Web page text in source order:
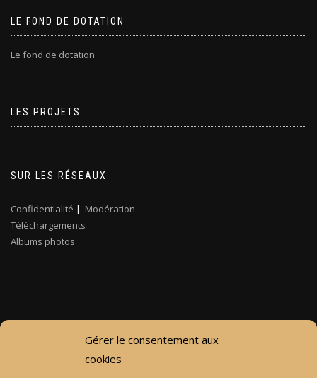
Gérer le consentement aux
cookies
LE FOND DE DOTATION
Le fond de dotation
LES PROJETS
SUR LES RÉSEAUX
Confidentialité | Modération
Téléchargements
Albums photos